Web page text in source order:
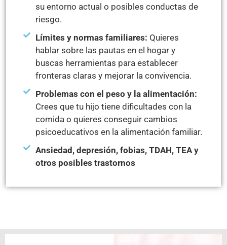
su entorno actual o posibles conductas de
riesgo.
Límites y normas familiares: Quieres
hablar sobre las pautas en el hogar y
buscas herramientas para establecer
fronteras claras y mejorar la convivencia.
Problemas con el peso y la alimentación:
Crees que tu hijo tiene dificultades con la
comida o quieres conseguir cambios
psicoeducativos en la alimentación familiar.
Ansiedad, depresión, fobias, TDAH, TEA y
otros posibles trastornos